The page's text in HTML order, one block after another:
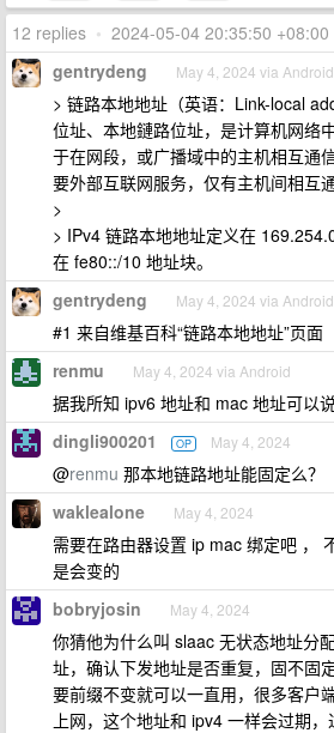
12 replies • 2024-05-04 20:35:50 +08:00
gentrydeng May 4, 2024 via Android
> 链路本地地址（英语：Link-local
位址、本地鏈路位址，是计算机网络
于在网段，或广播域中的主机相互通
要外部互联网服务，仅有主机间相互
>
> IPv4 链路本地地址定义在
在 fe80::/10 地址块。
gentrydeng May 4, 2024 via Android
#1 来自维基百科“链路本地地址”页面
renmu May 4, 2024 via Android
据我所知 ipv6 地址和 mac 地址可以
dingli900201 OP May 4, 2024
@renmu 那本地链路地址能固定么？
waklealone May 4, 2024
需要在路由器设置 ip mac 绑定吧 ，
是会变的
bobryjosin May 4, 2024
你猜他为什么叫 slaac 无状态地址分
址，确认下发地址是否重复，固不固
要前缀不变就可以一直用，很多客户
上网，这个地址和 ipv4 一样会过期